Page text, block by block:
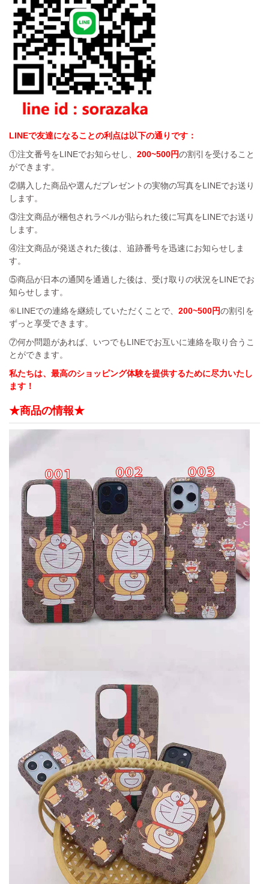
LINEで友達になることの利点は以下の通りです：
①注文番号をLINEでお知らせし、 200~500円の割引を受けること
ができます。
②購入した商品や選んだプレゼントの実物の写真をLINEでお送り
します。
③注文商品が梱包されラベルが貼られた後に写真をLINEでお送り
します。
④注文商品が発送された後は、追跡番号を迅速にお知らせしま
す。
⑤商品が日本の通関を通過した後は、受け取りの状況をLINEでお
知らせします。
⑥LINEでの連絡を継続していただくことで、 200~500円の割引を
ずっと享受できます。
⑦何か問題があれば、いつでもLINEでお互いに連絡を取り合うこ
とができます。
私たちは、最高のショッピング体験を提供するために尽力いたし
ます！
★商品の情報★